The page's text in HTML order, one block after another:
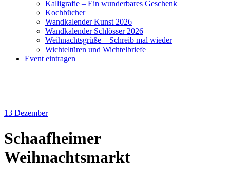
Kalligrafie – Ein wunderbares Geschenk
Kochbücher
Wandkalender Kunst 2026
Wandkalender Schlösser 2026
Weihnachtsgrüße – Schreib mal wieder
Wichteltüren und Wichtelbriefe
Event eintragen
13 Dezember
Schaafheimer
Weihnachtsmarkt